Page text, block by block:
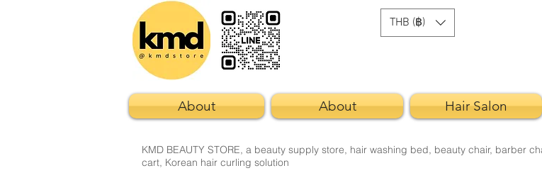
THB (฿)
About About Hair Salon
KMD BEAUTY STORE, a beauty supply store, hair washing bed, beauty chair, barber
cart, Korean hair curling solution